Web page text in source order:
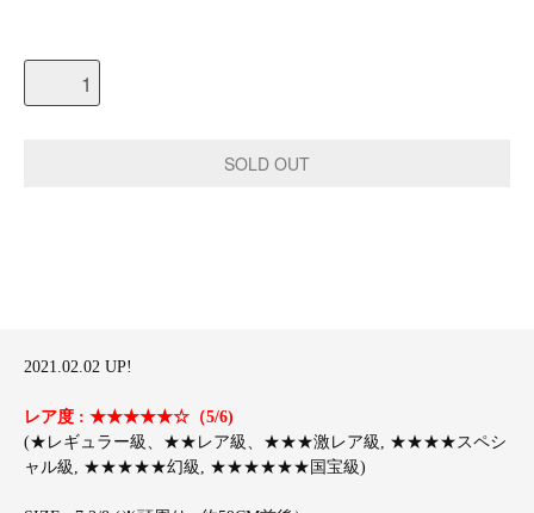
2021.02.02 UP!
レア度 : ★★★★★☆（5/6)
(★レギュラー級、★★レア級、★★★激レア級, ★★★★スペシ
ャル級, ★★★★★幻級, ★★★★★★国宝級)